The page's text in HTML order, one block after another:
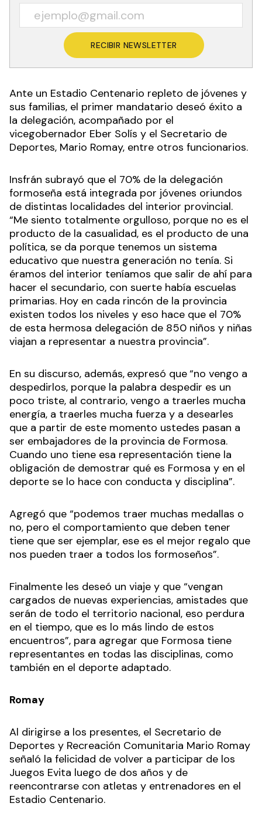
RECIBIR NEWSLETTER
Ante un Estadio Centenario repleto de jóvenes y
sus familias, el primer mandatario deseó éxito a
la delegación, acompañado por el
vicegobernador Eber Solís y el Secretario de
Deportes, Mario Romay, entre otros funcionarios.
Insfrán subrayó que el 70% de la delegación
formoseña está integrada por jóvenes oriundos
de distintas localidades del interior provincial.
“Me siento totalmente orgulloso, porque no es el
producto de la casualidad, es el producto de una
política, se da porque tenemos un sistema
educativo que nuestra generación no tenía. Si
éramos del interior teníamos que salir de ahí para
hacer el secundario, con suerte había escuelas
primarias. Hoy en cada rincón de la provincia
existen todos los niveles y eso hace que el 70%
de esta hermosa delegación de 850 niños y niñas
viajan a representar a nuestra provincia”.
En su discurso, además, expresó que“no vengo a
despedirlos, porque la palabra despedir es un
poco triste, al contrario, vengo a traerles mucha
energía, a traerles mucha fuerza y a desearles
que a partir de este momento ustedes pasan a
ser embajadores de la provincia de Formosa.
Cuando uno tiene esa representación tiene la
obligación de demostrar qué es Formosa y en el
deporte se lo hace con conducta y disciplina”.
Agregó que “podemos traer muchas medallas o
no, pero el comportamiento que deben tener
tiene que ser ejemplar, ese es el mejor regalo que
nos pueden traer a todos los formoseños”.
Finalmente les deseó un viaje y que “vengan
cargados de nuevas experiencias, amistades que
serán de todo el territorio nacional, eso perdura
en el tiempo, que es lo más lindo de estos
encuentros”, para agregar que Formosa tiene
representantes en todas las disciplinas, como
también en el deporte adaptado.
Romay
Al dirigirse a los presentes, el Secretario de
Deportes y Recreación Comunitaria Mario Romay
señaló la felicidad de volver a participar de los
Juegos Evita luego de dos años y de
reencontrarse con atletas y entrenadores en el
Estadio Centenario.